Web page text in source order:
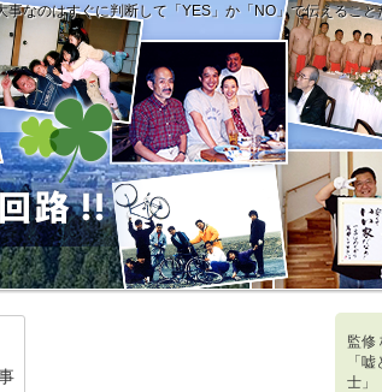
なのはすぐに判断して「YES」か「NO」で伝えるこ
とするトップセールスマン像とは問題が起き
監修
「
士」